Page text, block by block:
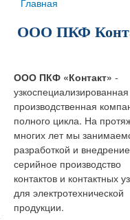
Вы здесь
Главная
ООО ПКФ
ООО ПКФ «Контакт» -
узкоспециализированная
производственная
полного цикла. На
многих лет мы
разработкой и
серийное производство
контактов и контактных
для электротехнической
продукции.